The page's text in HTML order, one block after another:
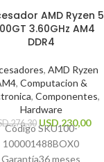
AMD Ryzen 5
3.60GHz AM4
DDR4
, AMD Ryzen
, Computacion &
, Componentes,
Hardware
276,30 USD230,00
Código SKU100-
100001488BOX0
Garantía36 meses